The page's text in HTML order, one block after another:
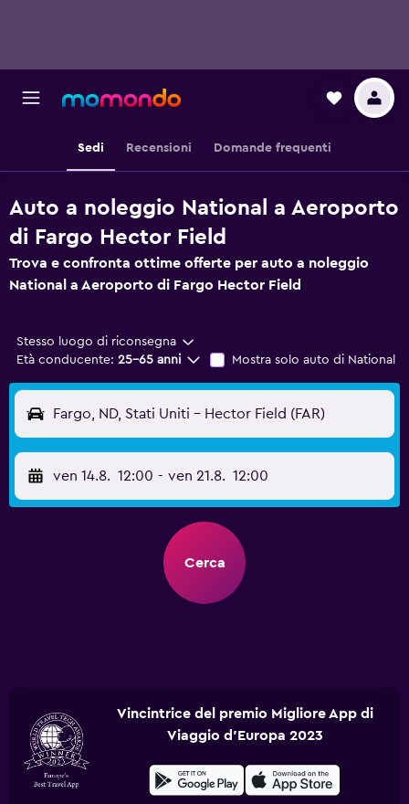
Sedi Recensioni Domande frequenti
Auto a noleggio National a Aeroporto
di Fargo Hector Field
Trova e confronta ottime offerte per auto a noleggio
National a Aeroporto di Fargo Hector Field
Stesso luogo di riconsegna
Età conducente: 25-65 anni Mostra solo auto di National
Fargo, ND, Stati Uniti - Hector Field (FAR)
ven 14.8. 12:00 - ven 21.8. 12:00
Cerca
Vincintrice del premio Migliore App di
Viaggio d'Europa 2023